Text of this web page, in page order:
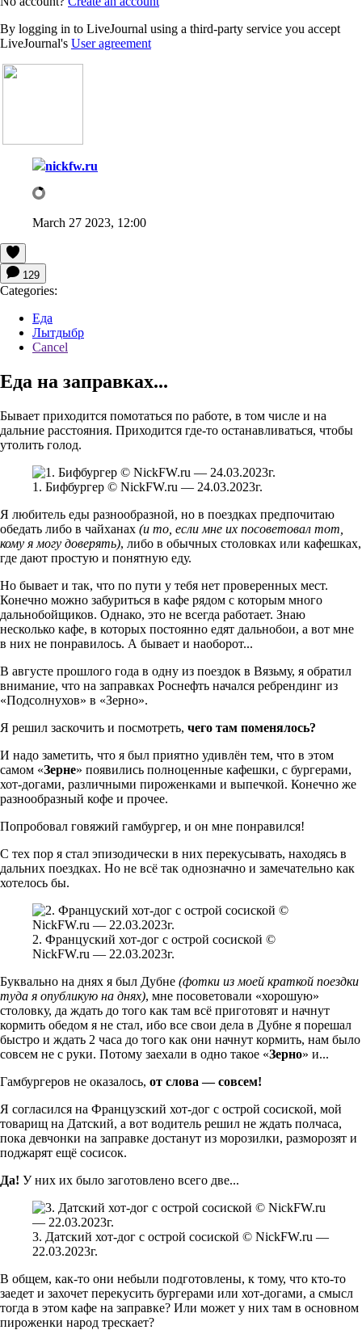
By logging in to LiveJournal using a third-party service you accept
LiveJournal's User agreement
nickfw.ru
March 27 2023, 12:00
129
Categories:
Еда
Лытдыбр
Cancel
Еда на заправках...
Бывает приходится помотаться по работе, в том числе и на
дальние расстояния. Приходится где-то останавливаться, чтобы
утолить голод.
1. Бифбургер © NickFW.ru — 24.03.2023г.
Я любитель еды разнообразной, но в поездках предпочитаю
обедать либо в чайханах (и то, если мне их посоветовал тот,
кому я могу доверять), либо в обычных столовках или кафешках,
где дают простую и понятную еду.
Но бывает и так, что по пути у тебя нет проверенных мест.
Конечно можно забуриться в кафе рядом с которым много
дальнобойщиков. Однако, это не всегда работает. Знаю
несколько кафе, в которых постоянно едят дальнобои, а вот мне
в них не понравилось. А бывает и наоборот...
В августе прошлого года в одну из поездок в Вязьму, я обратил
внимание, что на заправках Роснефть начался ребрендинг из
«Подсолнухов» в «Зерно».
Я решил заскочить и посмотреть, чего там поменялось?
И надо заметить, что я был приятно удивлён тем, что в этом
самом «Зерне» появились полноценные кафешки, с бургерами,
хот-догами, различными пироженками и выпечкой. Конечно же
разнообразный кофе и прочее.
Попробовал говяжий гамбургер, и он мне понравился!
С тех пор я стал эпизодически в них перекусывать, находясь в
дальних поездках. Но не всё так однозначно и замечательно как
хотелось бы.
2. Француский хот-дог с острой сосиской ©
NickFW.ru — 22.03.2023г.
Буквально на днях я был Дубне (фотки из моей краткой поездки
туда я опубликую на днях), мне посоветовали «хорошую»
столовку, да ждать до того как там всё приготовят и начнут
кормить обедом я не стал, ибо все свои дела в Дубне я порешал
быстро и ждать 2 часа до того как они начнут кормить, нам было
совсем не с руки. Потому заехали в одно такое «Зерно» и...
Гамбургеров не оказалось, от слова — совсем!
Я согласился на Французский хот-дог с острой сосиской, мой
товарищ на Датский, а вот водитель решил не ждать полчаса,
пока девчонки на заправке достанут из морозилки, разморозят и
поджарят ещё сосисок.
Да! У них их было заготовлено всего две...
3. Датский хот-дог с острой сосиской © NickFW.ru —
22.03.2023г.
В общем, как-то они небыли подготовлены, к тому, что кто-то
заедет и захочет перекусить бургерами или хот-догами, а смысл
тогда в этом кафе на заправке? Или может у них там в основном
пироженки народ трескает?